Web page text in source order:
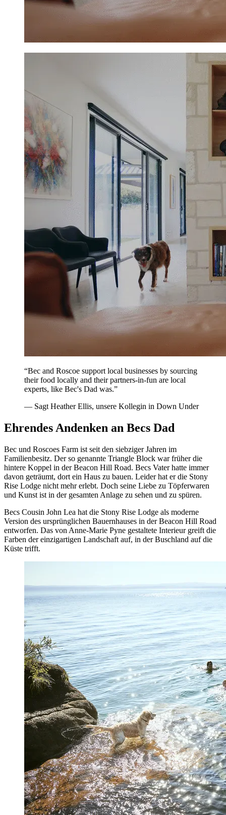
“Bec and Roscoe support local businesses by sourcing
their food locally and their partners-in-fun are local
experts, like Bec's Dad was.”
— Sagt Heather Ellis, unsere Kollegin in Down Under
Ehrendes Andenken an Becs Dad
Bec und Roscoes Farm ist seit den siebziger Jahren im
Familienbesitz. Der so genannte Triangle Block war früher die
hintere Koppel in der Beacon Hill Road. Becs Vater hatte immer
davon geträumt, dort ein Haus zu bauen. Leider hat er die Stony
Rise Lodge nicht mehr erlebt. Doch seine Liebe zu Töpferwaren
und Kunst ist in der gesamten Anlage zu sehen und zu spüren.
Becs Cousin John Lea hat die Stony Rise Lodge als moderne
Version des ursprünglichen Bauernhauses in der Beacon Hill Road
entworfen. Das von Anne-Marie Pyne gestaltete Interieur greift die
Farben der einzigartigen Landschaft auf, in der Buschland auf die
Küste trifft.